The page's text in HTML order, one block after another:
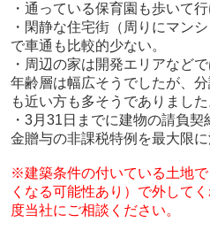
・通っている保育園も歩いて行
・閑静な住宅街（周りにマン
で車通も比較的少ない。
・周辺の家は開発エリアなど
年齢層は幅広そうでしたが、
も近い方も多そうでありました
・3月31日までに建物の請負
金贈与の非課税特例を最大限に
※建築条件の付いている土地
くなる可能性あり）で外して
度当社にご相談ください。